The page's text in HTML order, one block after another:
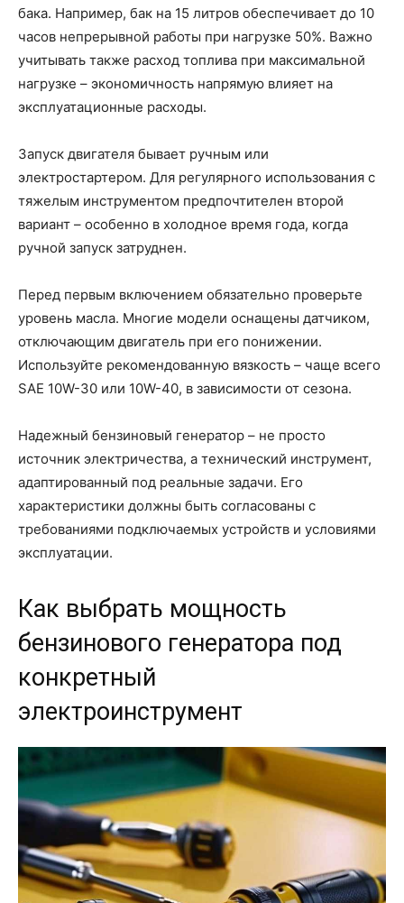
бака. Например, бак на 15 литров обеспечивает до 10
часов непрерывной работы при нагрузке 50%. Важно
учитывать также расход топлива при максимальной
нагрузке – экономичность напрямую влияет на
эксплуатационные расходы.
Запуск двигателя бывает ручным или
электростартером. Для регулярного использования с
тяжелым инструментом предпочтителен второй
вариант – особенно в холодное время года, когда
ручной запуск затруднен.
Перед первым включением обязательно проверьте
уровень масла. Многие модели оснащены датчиком,
отключающим двигатель при его понижении.
Используйте рекомендованную вязкость – чаще всего
SAE 10W-30 или 10W-40, в зависимости от сезона.
Надежный бензиновый генератор – не просто
источник электричества, а технический инструмент,
адаптированный под реальные задачи. Его
характеристики должны быть согласованы с
требованиями подключаемых устройств и условиями
эксплуатации.
Как выбрать мощность
бензинового генератора под
конкретный
электроинструмент